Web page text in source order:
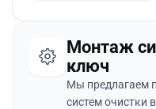
Монтаж
ключ
Мы предлагаем
систем очистки